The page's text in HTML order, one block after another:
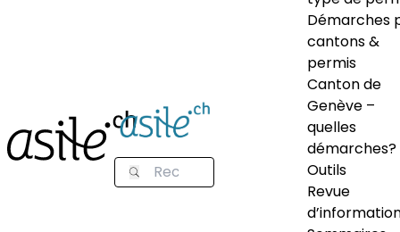
Démarches
cantons &
permis
Canton de
Genève –
quelles
démarches?
Outils
Revue